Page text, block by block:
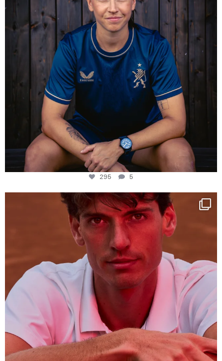
295 5
One last dance at home
This week at...
321
9